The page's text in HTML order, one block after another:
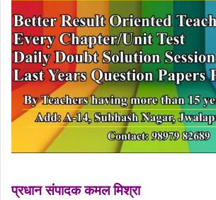
प्रधान संपादक कमल मिश्रा